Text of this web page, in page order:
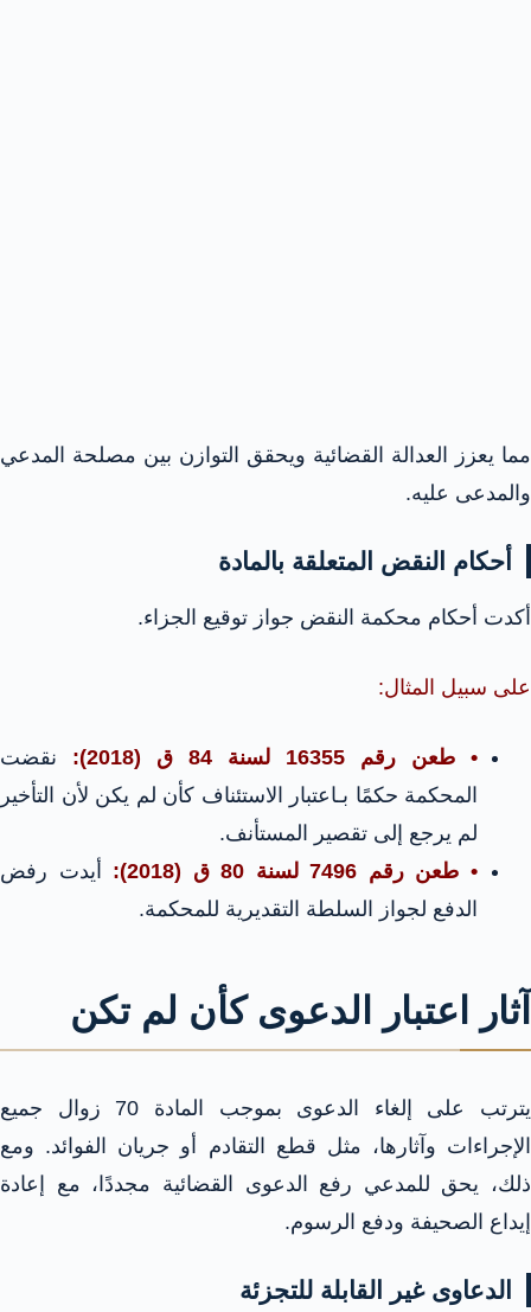
مما يعزز العدالة القضائية ويحقق التوازن بين مصلحة المدعي
والمدعى عليه.
أحكام النقض المتعلقة بالمادة
أكدت أحكام محكمة النقض جواز توقيع الجزاء.
على سبيل المثال:
• طعن رقم 16355 لسنة 84 ق (2018):
نقضت
المحكمة حكمًا بـاعتبار الاستئناف كأن لم يكن لأن التأخير
لم يرجع إلى تقصير المستأنف.
• طعن رقم 7496 لسنة 80 ق (2018):
أيدت رفض
الدفع لجواز السلطة التقديرية للمحكمة.
آثار اعتبار الدعوى كأن لم تكن
يترتب على إلغاء الدعوى بموجب المادة 70 زوال جميع
الإجراءات وآثارها، مثل قطع التقادم أو جريان الفوائد. ومع
ذلك، يحق للمدعي رفع الدعوى القضائية مجددًا، مع إعادة
إيداع الصحيفة ودفع الرسوم.
الدعاوى غير القابلة للتجزئة